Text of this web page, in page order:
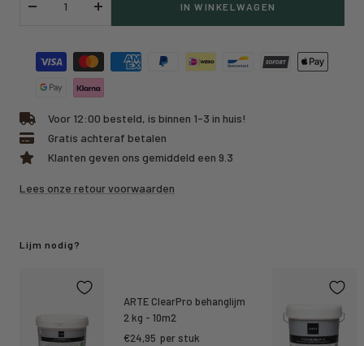
Verlaag
Verhoog
IN WINKELWAGEN
Voor 12:00 besteld, is binnen 1-3 in huis!
Gratis achteraf betalen
Klanten geven ons gemiddeld een 9.3
Lees onze retour voorwaarden
Lijm nodig?
ARTE ClearPro behanglijm
2 kg - 10m2
Kortings
€24,95 per stuk